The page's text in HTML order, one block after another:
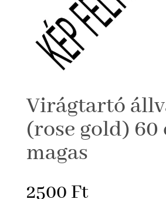
Virágtartó
(rose gold) 60
magas
2500 Ft